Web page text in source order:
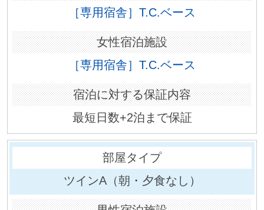
［専用宿舎］T.C.ベース
［専用宿舎］T.C.ベース
最短日数+2泊まで保証
ツインA（朝・夕食なし）